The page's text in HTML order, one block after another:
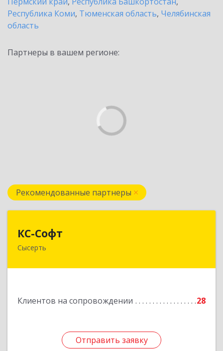
Республика Коми, Тюменская область, Челябинская
область
Партнеры в вашем регионе:
Рекомендованные партнеры
КС-Софт
Сысерть
Клиентов на сопровождении 28
Отправить заявку
624001, Свердловская обл, Сысертский р-н,
Отправить заявку